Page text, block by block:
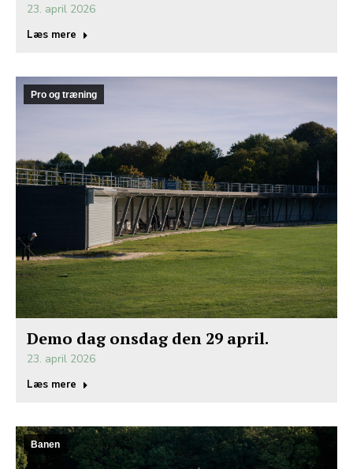
23. april 2026
Læs mere
Pro og træning
Demo dag onsdag den 29 april.
23. april 2026
Læs mere
Banen